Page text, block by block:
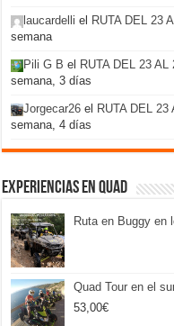
laucardelli el RUTA DEL 23
semana
Pili G B el RUTA DEL 23
semana, 3 días
Jorgecar26 el RUTA DEL
semana, 4 días
Experiencias en Quad
Ruta en Buggy en
Quad Tour en el
53,00€